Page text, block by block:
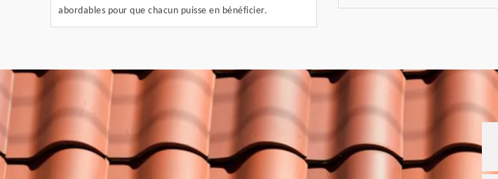
abordables pour que chacun puisse en bénéficier.